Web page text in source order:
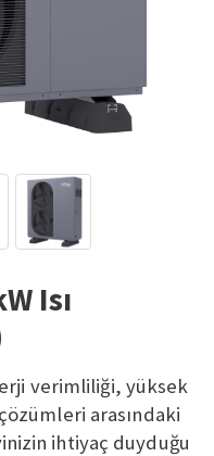
Isı
verimliliği, yüksek
arasındaki
ihtiyaç duyduğu